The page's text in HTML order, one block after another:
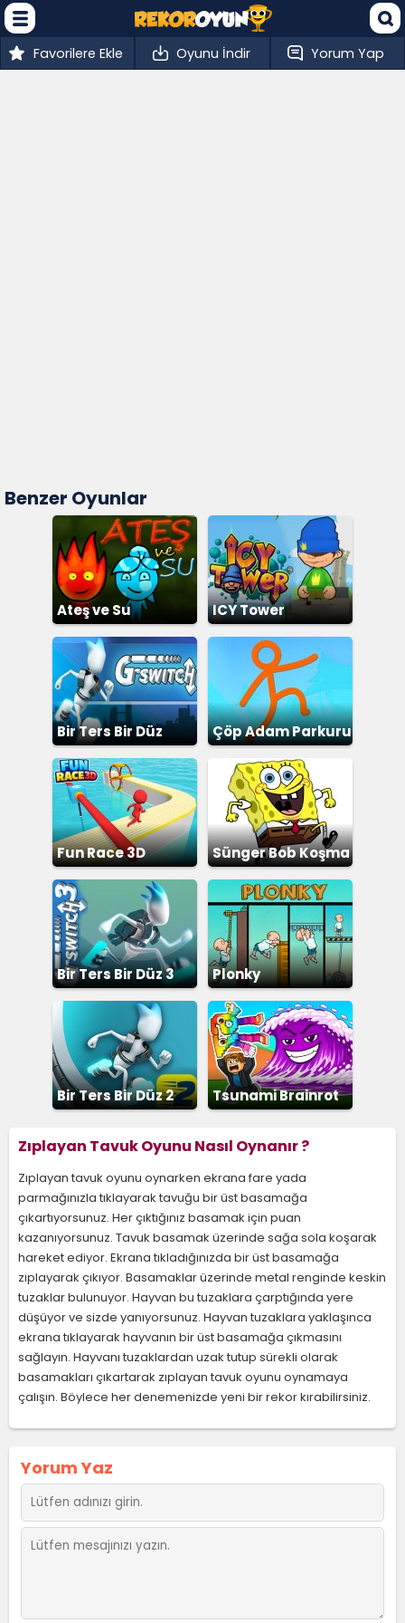
Favorilere Ekle Oyunu İndir Yorum Yap
Benzer Oyunlar
Ateş ve Su ICY Tower
Bir Ters Bir Düz Çöp Adam Parkuru
Fun Race 3D Sünger Bob Koşma
Bir Ters Bir Düz 3 Plonky
Bir Ters Bir Düz 2 Tsunami Brainrot
Zıplayan Tavuk Oyunu Nasıl Oynanır ?
Zıplayan tavuk oyunu oynarken ekrana fare yada
parmağınızla tıklayarak tavuğu bir üst basamağa
çıkartıyorsunuz. Her çıktığınız basamak için puan
kazanıyorsunuz. Tavuk basamak üzerinde sağa sola koşarak
hareket ediyor. Ekrana tıkladığınızda bir üst basamağa
zıplayarak çıkıyor. Basamaklar üzerinde metal renginde keskin
tuzaklar bulunuyor. Hayvan bu tuzaklara çarptığında yere
düşüyor ve sizde yanıyorsunuz. Hayvan tuzaklara yaklaşınca
ekrana tıklayarak hayvanın bir üst basamağa çıkmasını
sağlayın. Hayvanı tuzaklardan uzak tutup sürekli olarak
basamakları çıkartarak zıplayan tavuk oyunu oynamaya
çalışın. Böylece her denemenizde yeni bir rekor kırabilirsiniz.
Yorum Yaz